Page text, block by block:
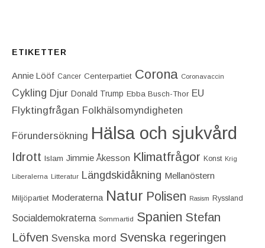
ETIKETTER
Annie Lööf Cancer Centerpartiet‎ Corona Coronavaccin
Cykling Djur Donald Trump Ebba Busch-Thor EU
Flyktingfrågan Folkhälsomyndigheten
Förundersökning Hälsa och sjukvård
Idrott Islam Jimmie Åkesson Klimatfrågor Konst Krig
Liberalerna Litteratur Längdskidåkning Mellanöstern
Miljöpartiet Moderaterna Natur Polisen Rasism Ryssland
Socialdemokraterna Sommartid Spanien Stefan
Löfven Svenska mord Svenska regeringen